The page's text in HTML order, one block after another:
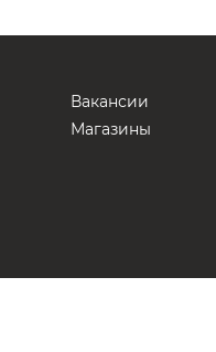
Вакансии
Магазины